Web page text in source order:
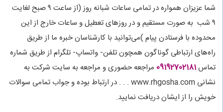
شما عزیزان همواره در تمامی ساعات شبانه روز (از ساعت ۹ صبح لغایت
۹ شب به صورت مستقیم و در روزهای تعطیل و ساعات خارج از این
محدوده با فرستادن پیام )می‌توانید با کارشناسان خبره ما از طریق
راه‌های ارتباطی گوناگون همچون تلفن- واتساپ- تلگرام از طریق شماره
تماس 09192702181 مراجعه حضوری و مراجعه به سایت شرکت به
نشانی www.rhgosha.com . . . در ارتباط بوده و جواب تمامی سوالات
خویش را از ایشان دریافت نمایید.